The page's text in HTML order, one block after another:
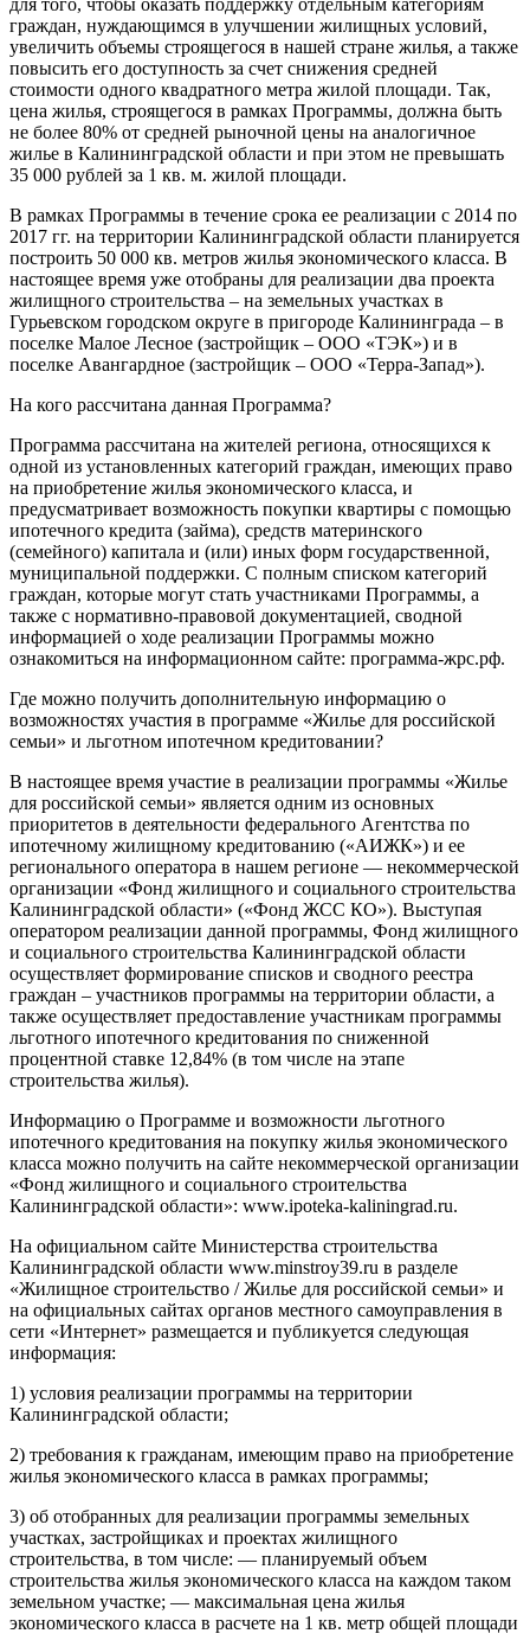
граждан, нуждающимся в улучшении жилищных условий,
увеличить объемы строящегося в нашей стране жилья, а также
повысить его доступность за счет снижения средней
стоимости одного квадратного метра жилой площади. Так,
цена жилья, строящегося в рамках Программы, должна быть
не более 80% от средней рыночной цены на аналогичное
жилье в Калининградской области и при этом не превышать
35 000 рублей за 1 кв. м. жилой площади.
В рамках Программы в течение срока ее реализации с 2014 по
2017 гг. на территории Калининградской области планируется
построить 50 000 кв. метров жилья экономического класса. В
настоящее время уже отобраны для реализации два проекта
жилищного строительства – на земельных участках в
Гурьевском городском округе в пригороде Калининграда – в
поселке Малое Лесное (застройщик – ООО «ТЭК») и в
поселке Авангардное (застройщик – ООО «Терра-Запад»).
На кого рассчитана данная Программа?
Программа рассчитана на жителей региона, относящихся к
одной из установленных категорий граждан, имеющих право
на приобретение жилья экономического класса, и
предусматривает возможность покупки квартиры с помощью
ипотечного кредита (займа), средств материнского
(семейного) капитала и (или) иных форм государственной,
муниципальной поддержки. С полным списком категорий
граждан, которые могут стать участниками Программы, а
также с нормативно-правовой документацией, сводной
информацией о ходе реализации Программы можно
ознакомиться на информационном сайте: программа-жрс.рф.
Где можно получить дополнительную информацию о
возможностях участия в программе «Жилье для российской
семьи» и льготном ипотечном кредитовании?
В настоящее время участие в реализации программы «Жилье
для российской семьи» является одним из основных
приоритетов в деятельности федерального Агентства по
ипотечному жилищному кредитованию («АИЖК») и ее
регионального оператора в нашем регионе — некоммерческой
организации «Фонд жилищного и социального строительства
Калининградской области» («Фонд ЖСС КО»). Выступая
оператором реализации данной программы, Фонд жилищного
и социального строительства Калининградской области
осуществляет формирование списков и сводного реестра
граждан – участников программы на территории области, а
также осуществляет предоставление участникам программы
льготного ипотечного кредитования по сниженной
процентной ставке 12,84% (в том числе на этапе
строительства жилья).
Информацию о Программе и возможности льготного
ипотечного кредитования на покупку жилья экономического
класса можно получить на сайте некоммерческой организации
«Фонд жилищного и социального строительства
Калининградской области»: www.ipoteka-kaliningrad.ru.
На официальном сайте Министерства строительства
Калининградской области www.minstroy39.ru в разделе
«Жилищное строительство / Жилье для российской семьи» и
на официальных сайтах органов местного самоуправления в
сети «Интернет» размещается и публикуется следующая
информация:
1) условия реализации программы на территории
Калининградской области;
2) требования к гражданам, имеющим право на приобретение
жилья экономического класса в рамках программы;
3) об отобранных для реализации программы земельных
участках, застройщиках и проектах жилищного
строительства, в том числе: — планируемый объем
строительства жилья экономического класса на каждом таком
земельном участке; — максимальная цена жилья
экономического класса в расчете на 1 кв. метр общей площади